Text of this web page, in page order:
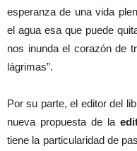
esperanza de una vida
el agua esa que puede
nos inunda el corazón de
lágrimas”.
Por su parte, el editor del
nueva propuesta de la
tiene la particularidad de